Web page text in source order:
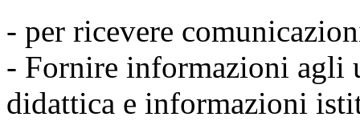
- per ricevere
- Fornire informazioni agli
didattica e informazioni